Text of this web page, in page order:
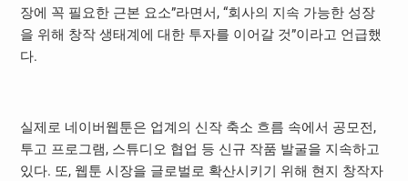
장에 꼭 필요한 근본 요소”라면서, “회사의 지속 가능한 성장
을 위해 창작 생태계에 대한 투자를 이어갈 것”이라고 언급했
다.
실제로 네이버웹툰은 업계의 신작 축소 흐름 속에서 공모전,
투고 프로그램, 스튜디오 협업 등 신규 작품 발굴을 지속하고
있다. 또, 웹툰 시장을 글로벌로 확산시키기 위해 현지 창작자